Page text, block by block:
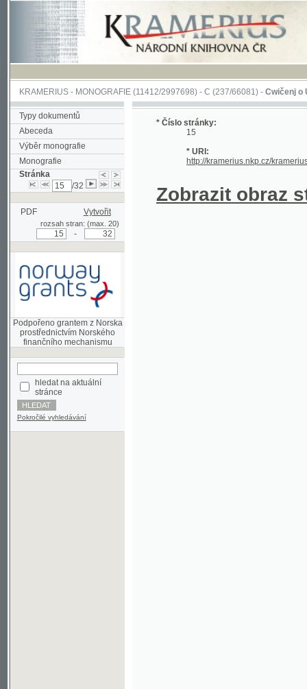
KRAMERIUS-MONOGRAFIE(11412/2997698) -C (237/66081)-Cwičenj o
Typy dokumentů
Abeceda
Výběr monografie
Monografie
Stránka
/32
PDF Vytvořit
rozsah stran: (max. 20)
Podpořeno grantem z Norska
prostřednictvím Norského
hledat na aktuální
stránce
Pokročilé vyhledávání
* Číslo stránky:
15
* URI:
http://kramerius.nkp.cz/kramerius/